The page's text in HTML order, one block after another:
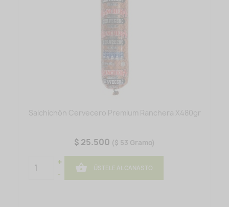
Salchichón Cervecero Premium Ranchera X480gr
$ 25.500 ($ 53 Gramo)
+
-
 ÚSTELE AL CANASTO